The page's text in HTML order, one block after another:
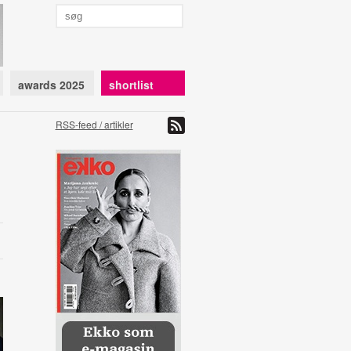
awards 2025 shortlist
RSS-feed / artikler